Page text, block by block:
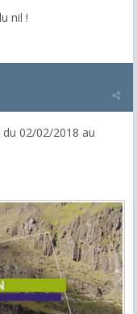
nil !
02/02/2018 au